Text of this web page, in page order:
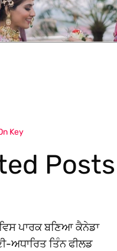
Key
Posts
ਪਾਰਕ ਬਣਿਆ ਕੈਨੇਡਾ
ਅਧਾਰਿਤ ਤਿੰਨ ਫੀਲਡ